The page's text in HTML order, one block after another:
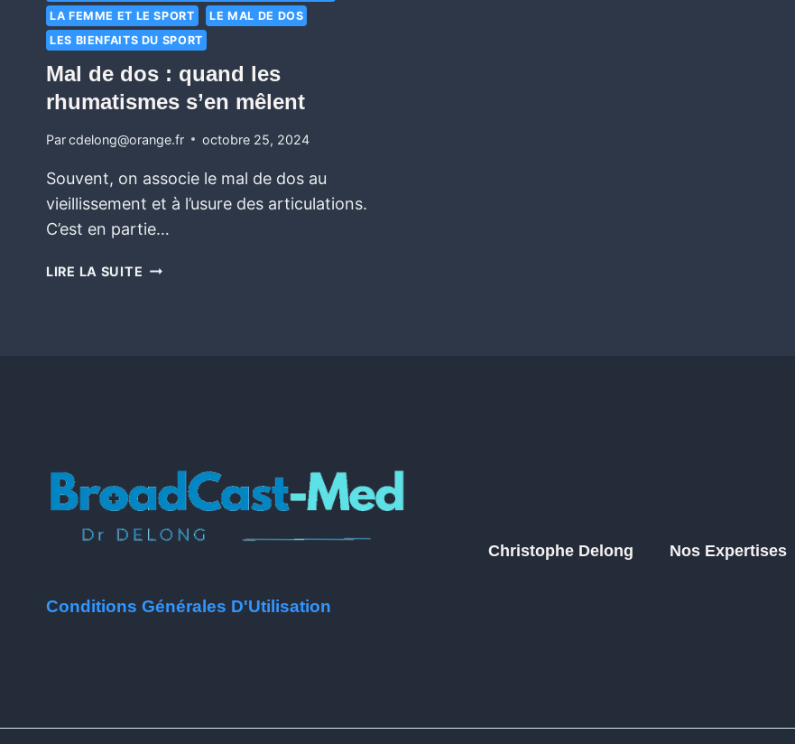
LA FEMME ET LE SPORT
LE MAL DE DOS
LES BIENFAITS DU SPORT
Mal de dos : quand les
rhumatismes s’en mêlent
Parcdelong@orange.fr octobre 25, 2024
Souvent, on associe le mal de dos au
vieillissement et à l’usure des articulations.
C’est en partie…
LIRE LA SUITE
Conditions Générales D'Utilisation
Christophe Delong Nos Expertises